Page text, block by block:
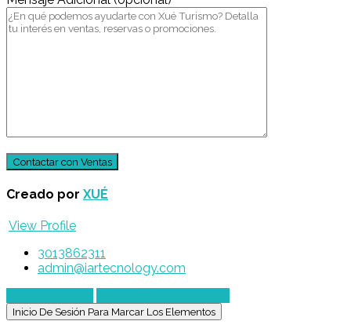
Creado por XUÉ
View Profile
3013862311
admin@iartecnology.com
Inicio De Sesión Para Marcar Los Elementos